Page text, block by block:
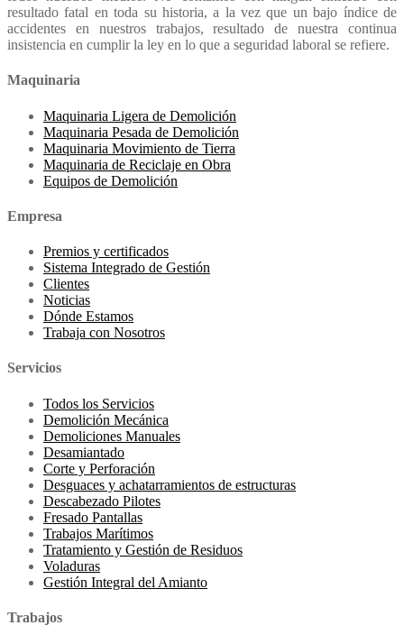
resultado fatal en toda su historia, a la vez que un bajo índice de
accidentes en nuestros trabajos, resultado de nuestra continua
insistencia en cumplir la ley en lo que a seguridad laboral se refiere.
Maquinaria
Maquinaria Ligera de Demolición
Maquinaria Pesada de Demolición
Maquinaria Movimiento de Tierra
Maquinaria de Reciclaje en Obra
Equipos de Demolición
Empresa
Premios y certificados
Sistema Integrado de Gestión
Clientes
Noticias
Dónde Estamos
Trabaja con Nosotros
Servicios
Todos los Servicios
Demolición Mecánica
Demoliciones Manuales
Desamiantado
Corte y Perforación
Desguaces y achatarramientos de estructuras
Descabezado Pilotes
Fresado Pantallas
Trabajos Marítimos
Tratamiento y Gestión de Residuos
Voladuras
Gestión Integral del Amianto
Trabajos